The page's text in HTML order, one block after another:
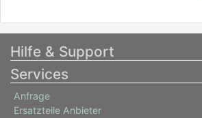
Hilfe & Support
Services
Anfrage
Ersatzteile Anbieter